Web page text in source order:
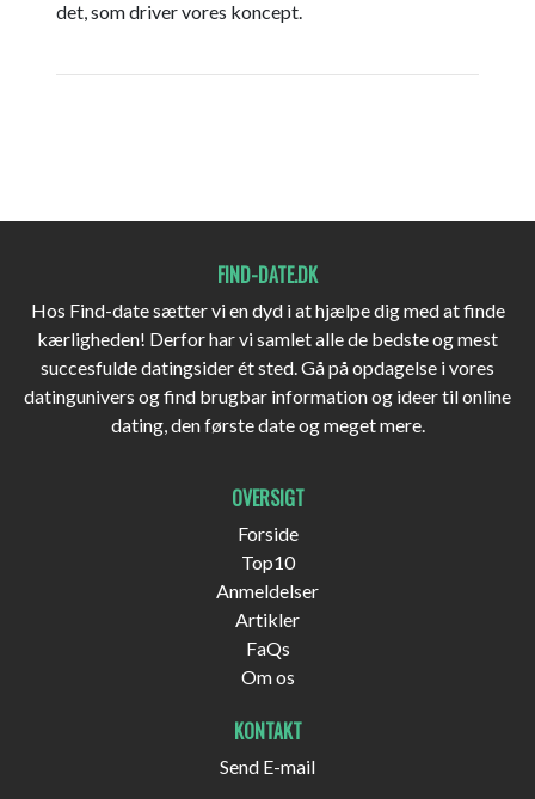
det, som driver vores koncept.
FIND-DATE.DK
Hos Find-date sætter vi en dyd i at hjælpe dig med at finde
kærligheden! Derfor har vi samlet alle de bedste og mest
succesfulde datingsider ét sted. Gå på opdagelse i vores
datingunivers og find brugbar information og ideer til online
dating, den første date og meget mere.
OVERSIGT
Forside
Top10
Anmeldelser
Artikler
FaQs
Om os
KONTAKT
Send E-mail